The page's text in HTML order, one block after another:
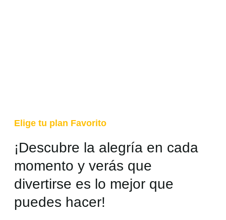
Elige tu plan Favorito
¡Descubre la alegría en cada
momento y verás que
divertirse es lo mejor que
puedes hacer!